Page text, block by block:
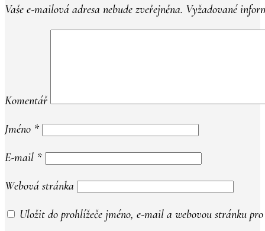
Vaše e-mailová adresa nebude zveřejněna. Vyžadované
Komentář
Jméno *
E-mail *
Webová stránka
Uložit do prohlížeče jméno, e-mail a webovou stránku